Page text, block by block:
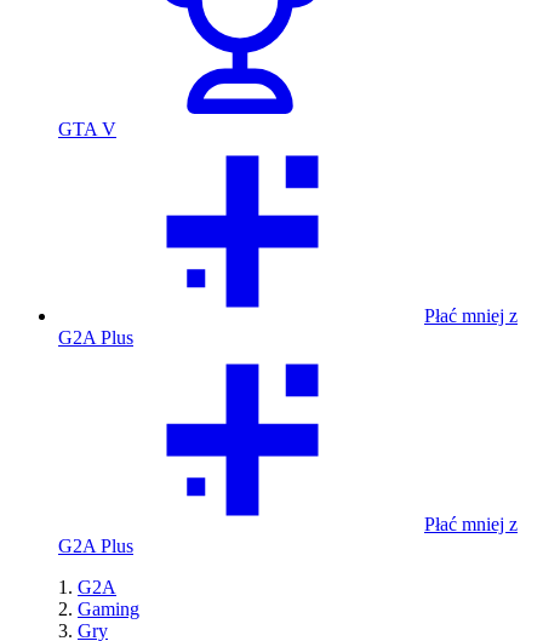
GTA V
Płać mniej z
G2A Plus
Płać mniej z
G2A Plus
G2A
Gaming
Gry